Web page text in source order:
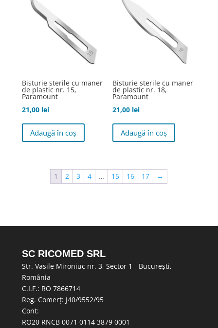
Bisturie sterile cu maner
de plastic nr. 15,
Paramount
21,00 lei
Adaugă în coș
Bisturie sterile cu maner
de plastic nr. 18,
Paramount
21,00 lei
Adaugă în coș
1 2 3 4 … 15 16 17 →
SC RICOMED SRL
Str. Vasile Mironiuc nr. 3, Sector 1 - București,
România
C.I.F.: RO 7866714
Reg. Comerț: J40/9552/95
Cont:
RO20 RNCB 0071 0114 3879 0001